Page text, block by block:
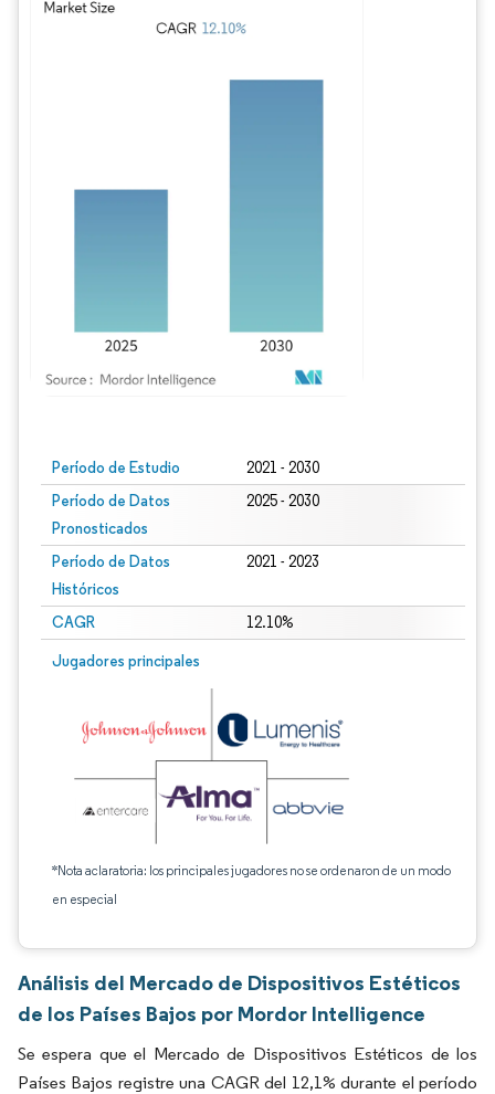
Período de Estudio 2021 - 2030
Período de Datos
Pronosticados
2025 - 2030
Período de Datos
Históricos
2021 - 2023
CAGR 12.10%
Jugadores principales
*Nota aclaratoria: los principales jugadores no se ordenaron de un modo
en especial
Análisis del Mercado de Dispositivos Estéticos
de los Países Bajos por Mordor Intelligence
Se espera que el Mercado de Dispositivos Estéticos de los
Países Bajos registre una CAGR del 12,1% durante el período